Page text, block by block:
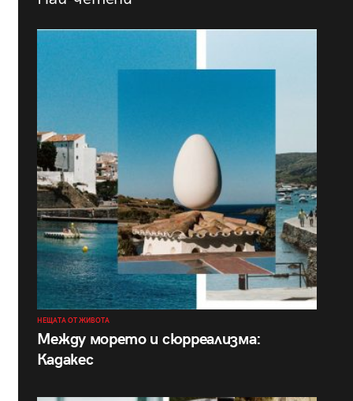
НЕЩАТА ОТ ЖИВОТА
Между морето и сюрреализма:
Кадакес